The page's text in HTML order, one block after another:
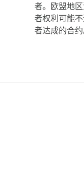
者。欧盟地
者权利可能
者达成的合约